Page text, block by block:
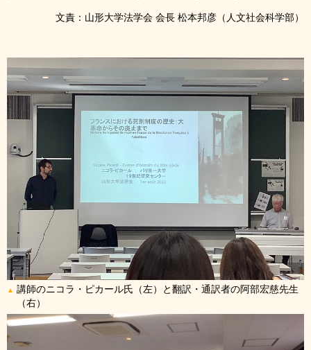
文責：山形大学法学会 会長 松本邦彦（人文社会科学部）
▲ 講師のニコラ・ピカール氏（左）と翻訳・通訳者の阿部宏慈先生
（右）